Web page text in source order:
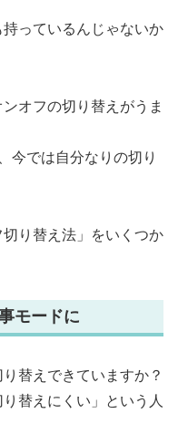
っているんじゃないか
オフの切り替えがうま
今では自分なりの切り
り替え法」をいくつか
モードに
替えできていますか？
替えにくい」という人